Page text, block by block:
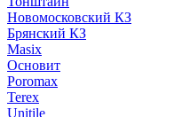
Новомосковский КЗ
Брянский КЗ
Masix
Основит
Poromax
Terex
Unitile